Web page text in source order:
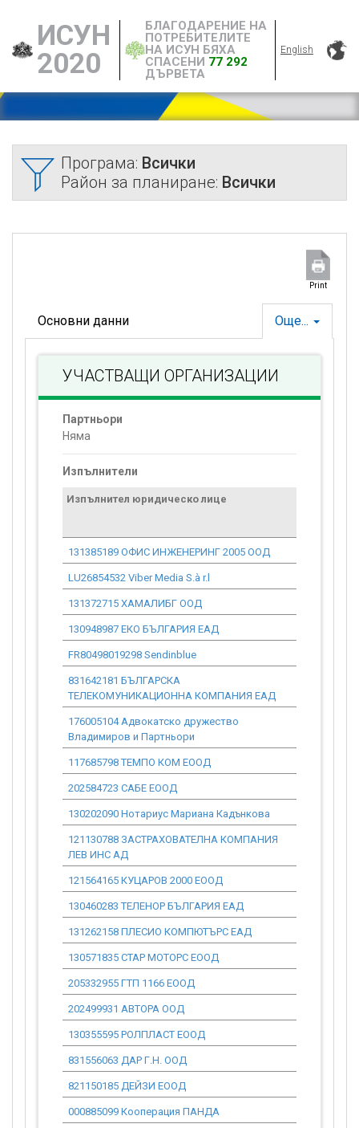
ИСУН
2020
БЛАГОДАРЕНИЕ НА
ПОТРЕБИТЕЛИТЕ
НА ИСУН БЯХА
СПАСЕНИ 77 292
ДЪРВЕТА
English
Програма: Всички
Район за планиране: Всички
Print
Още...
Основни данни
УЧАСТВАЩИ ОРГАНИЗАЦИИ
Партньори
Няма
Изпълнители
Изпълнител юридическо лице
131385189 ОФИС ИНЖЕНЕРИНГ 2005 ООД
LU26854532 Viber Media S.à r.l
131372715 ХАМАЛИБГ ООД
130948987 ЕКО БЪЛГАРИЯ ЕАД
FR80498019298 Sendinblue
831642181 БЪЛГАРСКА
ТЕЛЕКОМУНИКАЦИОННА КОМПАНИЯ ЕАД
176005104 Адвокатско дружество
Владимиров и Партньори
117685798 ТЕМПО КОМ ЕООД
202584723 САБЕ ЕООД
130202090 Нотариус Мариана Кадънкова
121130788 ЗАСТРАХОВАТЕЛНА КОМПАНИЯ
ЛЕВ ИНС АД
121564165 КУЦАРОВ 2000 ЕООД
130460283 ТЕЛЕНОР БЪЛГАРИЯ ЕАД
131262158 ПЛЕСИО КОМПЮТЪРС ЕАД
130571835 СТАР МОТОРС ЕООД
205332955 ГТП 1166 ЕООД
202499931 АВТОРА ООД
130355595 РОЛПЛАСТ ЕООД
831556063 ДАР Г.Н. ООД
821150185 ДЕЙЗИ ЕООД
000885099 Кооперация ПАНДА